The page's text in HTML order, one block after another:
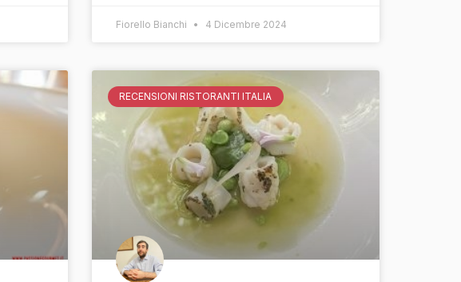
Fiorello Bianchi 4 Dicembre 2024
RECENSIONI RISTORANTI ITALIA